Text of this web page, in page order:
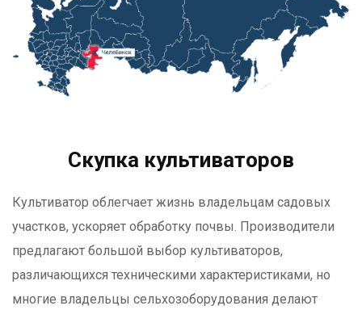
Скупка культиваторов
Культиватор облегчает жизнь владельцам садовых
участков, ускоряет обработку почвы. Производители
предлагают большой выбор культиваторов,
различающихся техническими характеристиками, но
многие владельцы сельхозоборудования делают